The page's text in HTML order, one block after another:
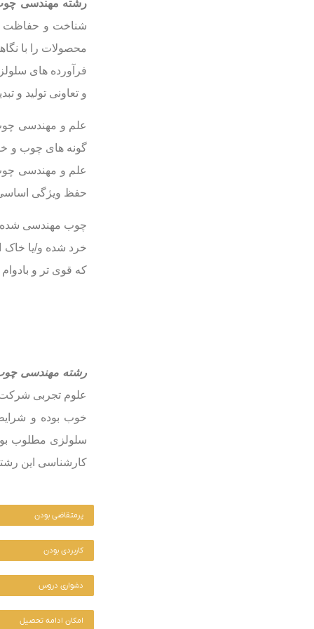
رشته مهندسی
محصولات را با
فرآورده های
و تعاونی تولید و
علم و مهندسی
گونه های چوب و
علم و مهندسی
حفظ ویژگی
چوب مهندسی شده
خرد شده و/یا خاک
که قوی تر و بادوام
رشته مهندسی
علوم تجربی شرکت
خوب بوده و
سلولزی مطلوب
کارشناسی این رشته ۴ سال است که در ۸ نیمسال تحصیلی به طول می
پرمتقاضی بودن
کاربردی بودن
دشواری دروس
امکان ادامه تحصیل